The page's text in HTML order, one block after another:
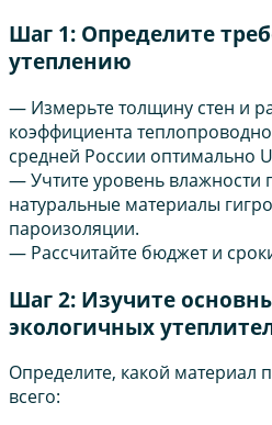
Шаг 1: Определите
утеплению
— Измерьте толщину стен и
коэффициента
средней России оптимально
— Учтите уровень
натуральные материалы
пароизоляции.
— Рассчитайте бюджет и
Шаг 2: Изучите
экологичных
Определите, какой материал
всего: